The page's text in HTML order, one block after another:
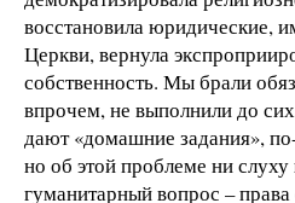
восстановила юридические,
Церкви, вернула
собственность. Мы брали
впрочем, не выполнили до
дают «домашние задания»,
но об этой проблеме ни
гуманитарный вопрос –